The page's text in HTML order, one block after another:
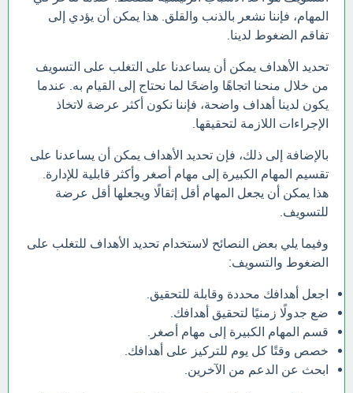
المهام، فإننا نشعر بالذنب والقلق. هذا يمكن أن يؤدي إلى
تفاقم الضغوط لدينا.
تحديد الأهداف يمكن أن يساعدنا على التغلب على التسويف
من خلال منحنا اتجاهًا واضحًا لما نحتاج إلى القيام به. عندما
يكون لدينا أهداف واضحة، فإننا نكون أكثر عرضة لاتخاذ
الإجراءات اللازمة لتحقيقها.
بالإضافة إلى ذلك، فإن تحديد الأهداف يمكن أن يساعدنا على
تقسيم المهام الكبيرة إلى مهام أصغر وأكثر قابلية للإدارة.
هذا يمكن أن يجعل المهام أقل إثقالًا ويجعلها أقل عرضة
للتسويف.
وفيما يلي بعض النصائح لاستخدام تحديد الأهداف للتغلب على
الضغوط والتسويف:
اجعل أهدافك محددة وقابلة للتحقيق.
ضع جدولًا زمنيًا لتحقيق أهدافك.
قسم المهام الكبيرة إلى مهام أصغر.
خصص وقتًا كل يوم للتركيز على أهدافك.
ابحث عن الدعم من الآخرين.